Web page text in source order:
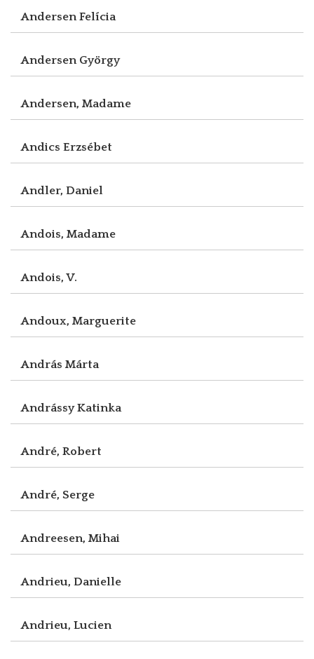
Andersen Felícia
Andersen György
Andersen, Madame
Andics Erzsébet
Andler, Daniel
Andois, Madame
Andois, V.
Andoux, Marguerite
András Márta
Andrássy Katinka
André, Robert
André, Serge
Andreesen, Mihai
Andrieu, Danielle
Andrieu, Lucien